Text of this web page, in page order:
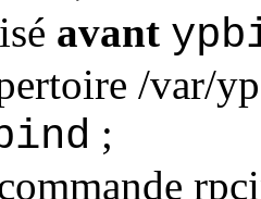
avant
/var/
;